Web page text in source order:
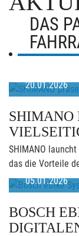
DAS
20.01.2026
SHIMANO
SHIMANO
das die Vorteile
05.01.2026
BOSCH